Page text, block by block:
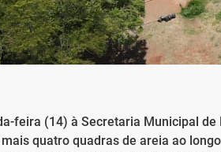
feira (14) à Secretaria Municipal de
quatro quadras de areia ao